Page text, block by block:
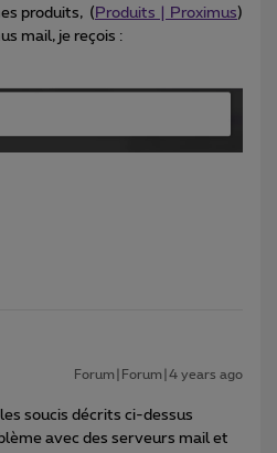
produits, ( Produits | Proximus)
mail, je reçois :
Forum|Forum|4 years ago
soucis décrits ci-dessus
avec des serveurs mail et